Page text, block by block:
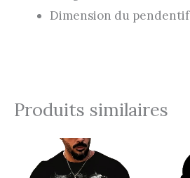
Dimension du pendentif
Produits similaires